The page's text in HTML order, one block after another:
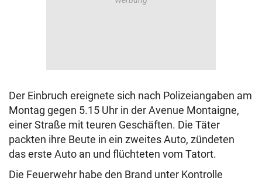
Der Einbruch ereignete sich nach Polizeiangaben am
Montag gegen 5.15 Uhr in der Avenue Montaigne,
einer Straße mit teuren Geschäften. Die Täter
packten ihre Beute in ein zweites Auto, zündeten
das erste Auto an und flüchteten vom Tatort.
Die Feuerwehr habe den Brand unter Kontrolle